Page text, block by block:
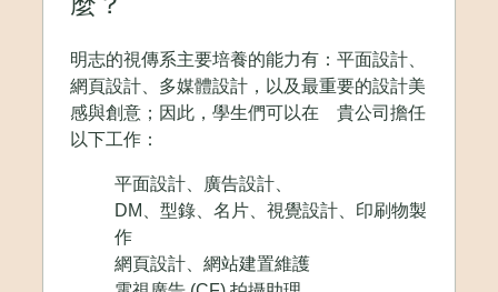
明志的視傳系主要培養的能力有：平面設計、
網頁設計、多媒體設計，以及最重要的設計美
感與創意；因此，學生們可以在 貴公司擔任
以下工作：
平面設計、廣告設計、
DM、型錄、名片、視覺設計、印刷物製
作
網頁設計、網站建置維護